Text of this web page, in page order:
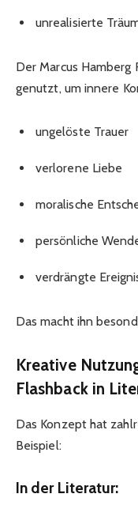
unrealisierte
Der Marcus Hamberg
genutzt, um innere
ungelöste Trauer
verlorene Liebe
moralische
persönliche
verdrängte
Das macht ihn
Kreative
Flashback in
Das Konzept hat
Beispiel:
In der Literatur: